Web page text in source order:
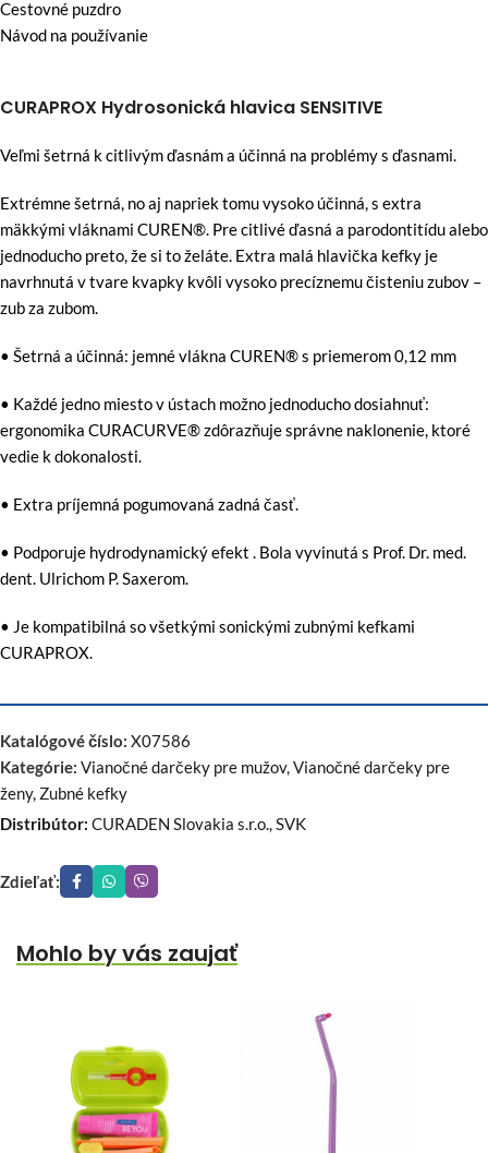
Cestovné puzdro
Návod na používanie
CURAPROX Hydrosonická hlavica SENSITIVE
Veľmi šetrná k citlivým ďasnám a účinná na problémy s ďasnami.
Extrémne šetrná, no aj napriek tomu vysoko účinná, s extra
mäkkými vláknami CUREN®. Pre citlivé ďasná a parodontitídu alebo
jednoducho preto, že si to želáte. Extra malá hlavička kefky je
navrhnutá v tvare kvapky kvôli vysoko precíznemu čisteniu zubov –
zub za zubom.
• Šetrná a účinná: jemné vlákna CUREN® s priemerom 0,12 mm
• Každé jedno miesto v ústach možno jednoducho dosiahnuť:
ergonomika CURACURVE® zdôrazňuje správne naklonenie, ktoré
vedie k dokonalosti.
• Extra príjemná pogumovaná zadná časť.
• Podporuje hydrodynamický efekt . Bola vyvinutá s Prof. Dr. med.
dent. Ulrichom P. Saxerom.
• Je kompatibilná so všetkými sonickými zubnými kefkami
CURAPROX.
Katalógové číslo: X07586
Kategórie: Vianočné darčeky pre mužov,Vianočné darčeky pre
ženy, Zubné kefky
Distribútor: CURADEN Slovakia s.r.o., SVK
Zdieľať:
Mohlo by vás zaujať